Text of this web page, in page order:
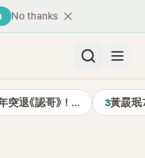
No thanks
突退《認哥》！… 3黃晸